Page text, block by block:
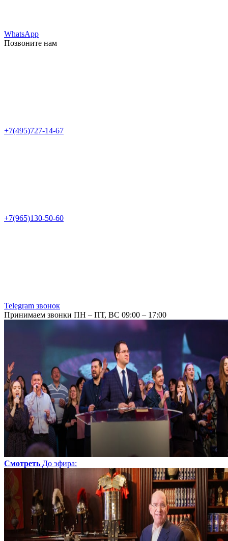
WhatsApp
Позвоните нам
+7(495)727-14-67
+7(965)130-50-60
Telegram звонок
Принимаем звонки ПН – ПТ, ВС 09:00 – 17:00
Смотреть До эфира: